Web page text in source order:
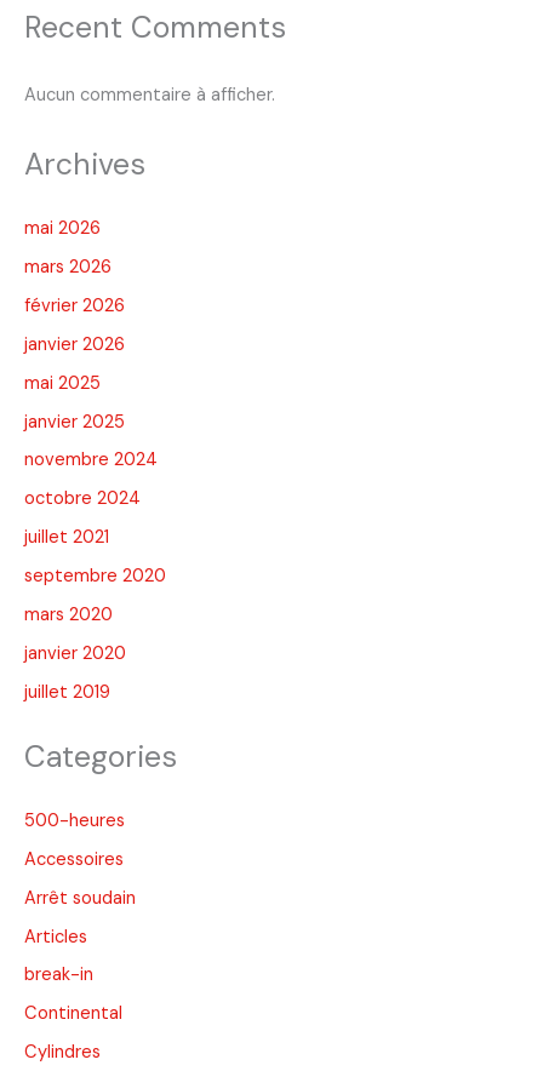
Recent Comments
Aucun commentaire à afficher.
Archives
mai 2026
mars 2026
février 2026
janvier 2026
mai 2025
janvier 2025
novembre 2024
octobre 2024
juillet 2021
septembre 2020
mars 2020
janvier 2020
juillet 2019
Categories
500-heures
Accessoires
Arrêt soudain
Articles
break-in
Continental
Cylindres